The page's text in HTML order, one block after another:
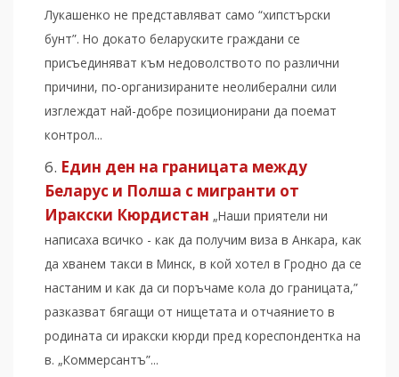
Лукашенко не представляват само “хипстърски
бунт”. Но докато беларуските граждани се
присъединяват към недоволството по различни
причини, по-организираните неолиберални сили
изглеждат най-добре позиционирани да поемат
контрол...
Един ден на границата между
Беларус и Полша с мигранти от
Иракски Кюрдистан „Наши приятели ни
написаха всичко - как да получим виза в Анкара, как
да хванем такси в Минск, в кой хотел в Гродно да се
настаним и как да си поръчаме кола до границата,”
разказват бягащи от нищетата и отчаянието в
родината си иракски кюрди пред кореспондентка на
в. „Коммерсантъ”...